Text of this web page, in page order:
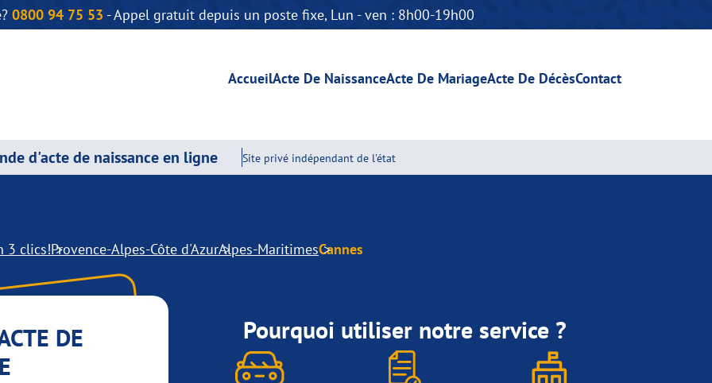
0800 94 75 53 - Appel gratuit depuis un poste fixe, Lun - ven : 8h00-19h00
AccueilActe De NaissanceActe De MariageActe De DécèsContact
d'acte de naissance en ligne Site privé indépendant de l'état
3 clics!Provence-Alpes-Côte d'AzurAlpes-MaritimesCannes
DE
Pourquoi utiliser notre service ?